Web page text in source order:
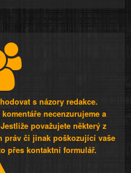
s názory redakce.
necenzurujeme a
považujete některý z
práv či jinak poškozující vaše
přes kontaktní formulář.